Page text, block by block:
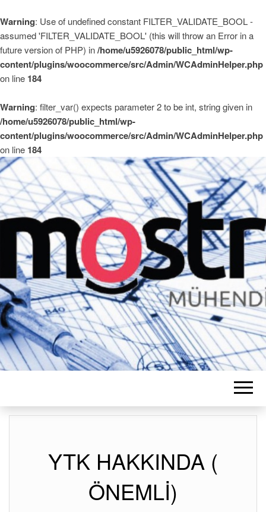
Warning: Use of undefined constant FILTER_VALIDATE_BOOL -
assumed 'FILTER_VALIDATE_BOOL' (this will throw an Error in a
future version of PHP) in/home/u5926078/public_html/wp-
content/plugins/woocommerce/src/Admin/WCAdminHelper.php
on line 184
Warning: filter_var() expects parameter 2 to be int, string given in
/home/u5926078/public_html/wp-
content/plugins/woocommerce/src/Admin/WCAdminHelper.php
on line 184
YTK HAKKINDA (
ÖNEMLİ)